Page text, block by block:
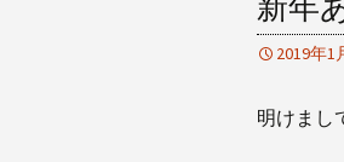
新年
2019年1
明けまし